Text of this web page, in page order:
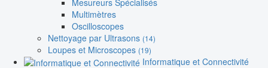
Multimètres
Oscilloscopes
Nettoyage par Ultrasons (14)
Loupes et Microscopes (19)
Informatique et Connectivité